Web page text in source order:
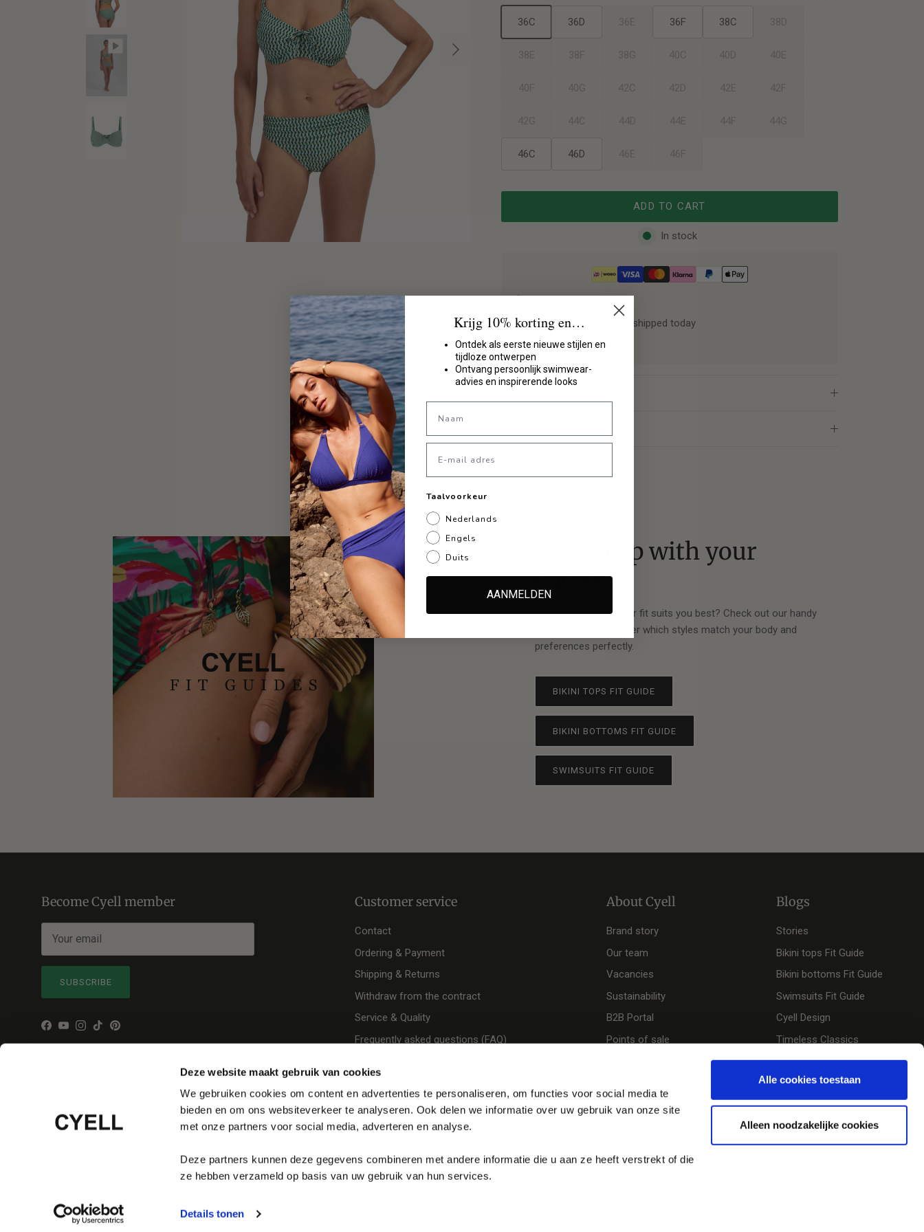
Deze website maakt gebruik van cookies
We gebruiken cookies om content en advertenties te personaliseren, om functies voor social media te
bieden en om ons websiteverkeer te analyseren. Ook delen we informatie over uw gebruik van onze site
met onze partners voor social media, adverteren en analyse.
Deze partners kunnen deze gegevens combineren met andere informatie die u aan ze heeft verstrekt of die
ze hebben verzameld op basis van uw gebruik van hun services.
Details tonen
Alle cookies toestaan
Alleen noodzakelijke cookies
Next
36C 36D 36E 36F 38C 38D
38E 38F 38G 40C 40D 40E
40F 40G 42C 42D 42E 42F
42G 44C 44D 44E 44F 44G
46C 46D 46E 46F
ADD TO CART
In stock
Free shipping over €50
Ordered before 21:30, shipped today
Returns within 30 days
Need help with your
choice?
Not sure which size or fit suits you best? Check out our handy
Fit Guides and discover which styles match your body and
preferences perfectly.
BIKINI TOPS FIT GUIDE
BIKINI BOTTOMS FIT GUIDE
SWIMSUITS FIT GUIDE
Become Cyell member
SUBSCRIBE
Facebook
YouTubeInstagram
TikTokPinterest
Customer service
Contact
Ordering & Payment
Shipping & Returns
Withdraw from the contract
Service & Quality
Frequently asked questions (FAQ)
About Cyell
Brand story
Our team
Vacancies
Sustainability
B2B Portal
Points of sale
Blogs
Stories
Bikini tops Fit Guide
Bikini bottoms Fit Guide
Swimsuits Fit Guide
Cyell Design
Timeless Classics
Krijg 10% korting en…
Ontdek als eerste nieuwe stijlen en
tijdloze ontwerpen
Ontvang persoonlijk swimwear-
advies en inspirerende looks
First name
Email
Taalvoorkeur
Nederlands
Engels
Duits
AANMELDEN